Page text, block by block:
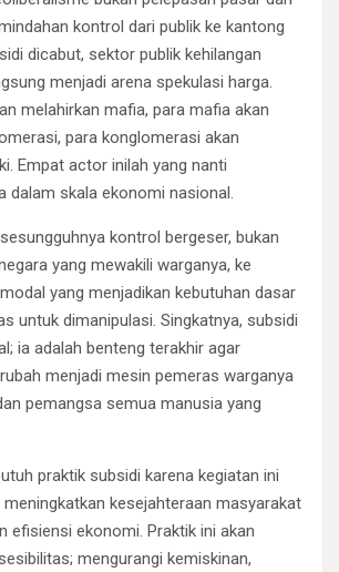
kontrol dari publik ke kantong
dicabut, sektor publik kehilangan
menjadi arena spekulasi harga.
melahirkan mafia, para mafia akan
para konglomerasi akan
Empat actor inilah yang nanti
dalam skala ekonomi nasional.
kontrol bergeser, bukan
yang mewakili warganya, ke
yang menjadikan kebutuhan dasar
untuk dimanipulasi. Singkatnya, subsidi
ia adalah benteng terakhir agar
menjadi mesin pemeras warganya
pemangsa semua manusia yang
praktik subsidi karena kegiatan ini
kesejahteraan masyarakat
efisiensi ekonomi. Praktik ini akan
mengurangi kemiskinan,